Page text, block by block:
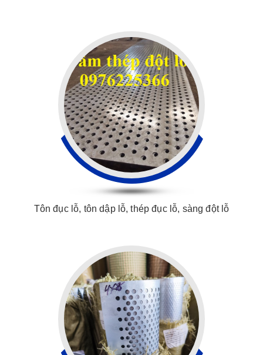
Tôn đục lỗ, tôn dập lỗ, thép đục lỗ, sàng đột lỗ